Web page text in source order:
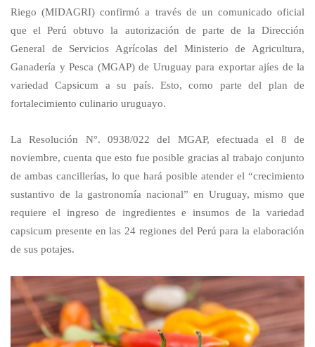
Riego (MIDAGRI) confirmó a través de un comunicado oficial
que el Perú obtuvo la autorización de parte de la Dirección
General de Servicios Agrícolas del Ministerio de Agricultura,
Ganadería y Pesca (MGAP) de Uruguay para exportar ajíes de la
variedad Capsicum a su país. Esto, como parte del plan de
fortalecimiento culinario uruguayo.
La Resolución N°. 0938/022 del MGAP, efectuada el 8 de
noviembre, cuenta que esto fue posible gracias al trabajo conjunto
de ambas cancillerías, lo que hará posible atender el “crecimiento
sustantivo de la gastronomía nacional” en Uruguay, mismo que
requiere el ingreso de ingredientes e insumos de la variedad
capsicum presente en las 24 regiones del Perú para la elaboración
de sus potajes.